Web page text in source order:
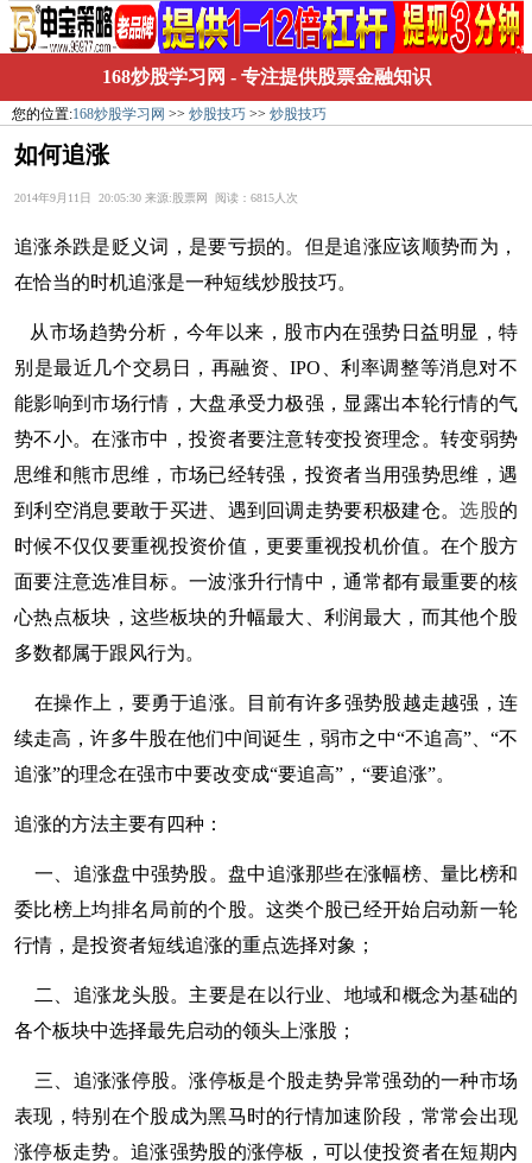
168炒股学习网 - 专注提供股票金融知识
您的位置:168炒股学习网 >> 炒股技巧 >> 炒股技巧
如何追涨
2014年9月11日 20:05:30 来源:股票网 阅读：6815人次
追涨杀跌是贬义词，是要亏损的。但是追涨应该顺势而为，
在恰当的时机追涨是一种短线炒股技巧。
从市场趋势分析，今年以来，股市内在强势日益明显，特
别是最近几个交易日，再融资、IPO、利率调整等消息对不
能影响到市场行情，大盘承受力极强，显露出本轮行情的气
势不小。在涨市中，投资者要注意转变投资理念。转变弱势
思维和熊市思维，市场已经转强，投资者当用强势思维，遇
到利空消息要敢于买进、遇到回调走势要积极建仓。选股的
时候不仅仅要重视投资价值，更要重视投机价值。在个股方
面要注意选准目标。一波涨升行情中，通常都有最重要的核
心热点板块，这些板块的升幅最大、利润最大，而其他个股
多数都属于跟风行为。
在操作上，要勇于追涨。目前有许多强势股越走越强，连
续走高，许多牛股在他们中间诞生，弱市之中“不追高”、“不
追涨”的理念在强市中要改变成“要追高”，“要追涨”。
追涨的方法主要有四种：
一、追涨盘中强势股。盘中追涨那些在涨幅榜、量比榜和
委比榜上均排名局前的个股。这类个股已经开始启动新一轮
行情，是投资者短线追涨的重点选择对象；
二、追涨龙头股。主要是在以行业、地域和概念为基础的
各个板块中选择最先启动的领头上涨股；
三、追涨涨停股。涨停板是个股走势异常强劲的一种市场
表现，特别在个股成为黑马时的行情加速阶段，常常会出现
涨停板走势。追涨强势股的涨停板，可以使投资者在短期内